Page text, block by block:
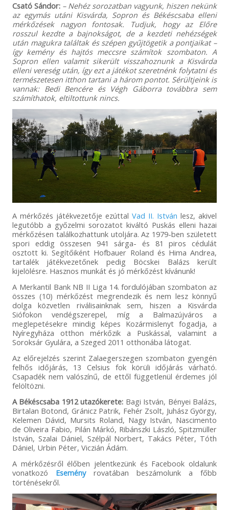
Csató Sándor: – Nehéz sorozatban vagyunk, hiszen nekünk
az egymás utáni Kisvárda, Sopron és Békéscsaba elleni
mérkőzések nagyon fontosak. Tudjuk, hogy az Előre
rosszul kezdte a bajnokságot, de a kezdeti nehézségek
után magukra találtak és szépen gyűjtögetik a pontjaikat –
így kemény és hajtós meccsre számítok szombaton. A
Sopron ellen valamit sikerült visszahoznunk a Kisvárda
elleni vereség után, így ezt a játékot szeretnénk folytatni és
természetesen itthon tartani a három pontot. Sérültjeink is
vannak: Bedi Bencére és Végh Gáborra továbbra sem
számíthatok, eltiltottunk nincs.
A mérkőzés játékvezetője ezúttal Vad II. István lesz, akivel
legutóbb a győzelmi sorozatot kiváltó Puskás elleni hazai
mérkőzésen találkozhattunk utoljára. Az 1979-ben született
spori eddig összesen 941 sárga- és 81 piros cédulát
osztott ki. Segítőiként Hofbauer Roland és Hima Andrea,
tartalék játékvezetőnek pedig Böcskei Balázs került
kijelölésre. Hasznos munkát és jó mérkőzést kívánunk!
A Merkantil Bank NB II Liga 14. fordulójában szombaton az
összes (10) mérkőzést megrendezik és nem lesz könnyű
dolga közvetlen riválisainknak sem, hiszen a Kisvárda
Siófokon vendégszerepel, míg a Balmazújváros a
meglepetésekre mindig képes Kozármislenyt fogadja, a
Nyíregyháza otthon mérkőzik a Puskással, valamint a
Soroksár Gyulára, a Szeged 2011 otthonába látogat.
Az előrejelzés szerint Zalaegerszegen szombaton gyengén
felhős időjárás, 13 Celsius fok körüli időjárás várható.
Csapadék nem valószínű, de ettől függetlenül érdemes jól
felöltözni.
A Békéscsaba 1912 utazókerete: Bagi István, Bényei Balázs,
Birtalan Botond, Gránicz Patrik, Fehér Zsolt, Juhász György,
Kelemen Dávid, Mursits Roland, Nagy István, Nascimento
de Oliveira Fabio, Pilán Márkó, Ribánszki László, Spitzmüller
István, Szalai Dániel, Szélpál Norbert, Takács Péter, Tóth
Dániel, Urbin Péter, Viczián Ádám.
A mérkőzésről élőben jelentkezünk és Facebook oldalunk
vonatkozó Eseményrovatában beszámolunk a főbb
történésekről.